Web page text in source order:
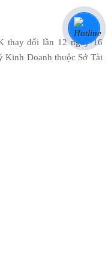
thay đổi lần 12 ngày 16
Kinh Doanh thuộc Sở Tài